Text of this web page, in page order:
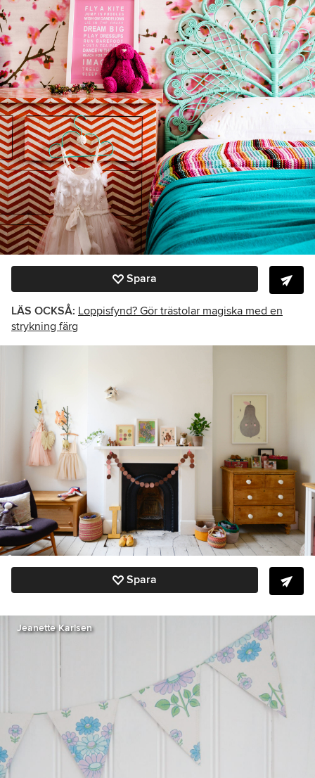
Spara
LÄS OCKSÅ: Loppisfynd? Gör trästolar magiska med en
strykning färg
Spara
Jeanette Karlsen